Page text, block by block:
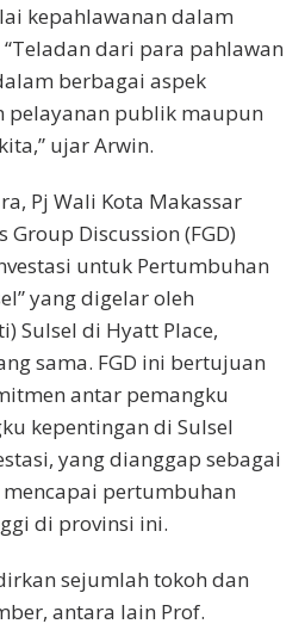
kepahlawanan dalam
dari para pahlawan
berbagai aspek
pelayanan publik maupun
ujar Arwin.
Pj Wali Kota Makassar
Discussion (FGD)
untuk Pertumbuhan
yang digelar oleh
Sulsel di Hyatt Place,
sama. FGD ini bertujuan
antar pemangku
kepentingan di Sulsel
yang dianggap sebagai
pertumbuhan
di provinsi ini.
sejumlah tokoh dan
antara lain Prof.